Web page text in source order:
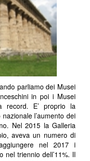
parliamo dei Musei
in poi i Musei
record. E’ proprio la
l’aumento dei
Nel 2015 la Galleria
aveva un numero di
nel 2017 i
nel triennio dell’11%. Il